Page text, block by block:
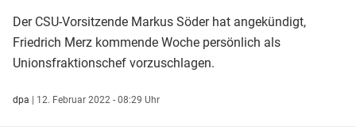
Der CSU-Vorsitzende Markus Söder hat angekündigt,
Friedrich Merz kommende Woche persönlich als
Unionsfraktionschef vorzuschlagen.
dpa | 12. Februar 2022 - 08:29 Uhr